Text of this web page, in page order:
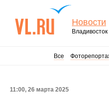
Новости
Владивосток
Все
11:00, 26 марта 2025